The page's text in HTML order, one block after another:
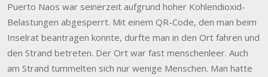
Puerto Naos war seinerzeit aufgrund hoher Kohlendioxid-
Belastungen abgesperrt. Mit einem QR-Code, den man beim
Inselrat beantragen konnte, durfte man in den Ort fahren und
den Strand betreten. Der Ort war fast menschenleer. Auch
am Strand tummelten sich nur wenige Menschen. Man hatte